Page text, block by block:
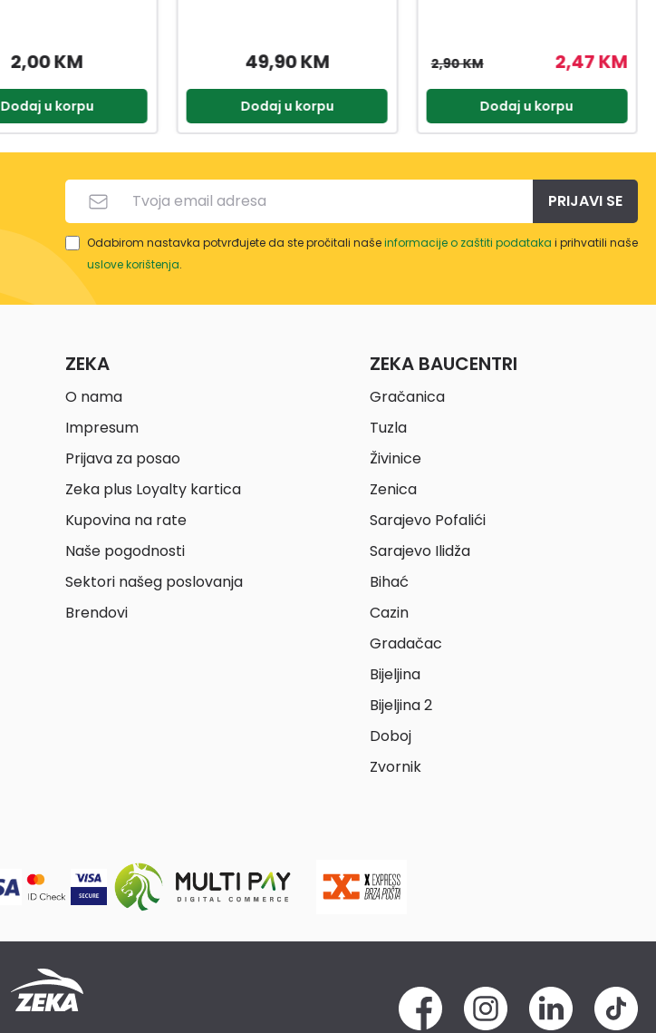
49,90 KM
Dodaj u korpu
2,47 KM
Dodaj u korpu
3,57 KM
4,20 KM
Dodaj u korpu
PRIJAVI SE
Odabirom nastavka potvrđujete da ste pročitali našeinformacije o zaštiti podataka i prihvatili naše
uslove korištenja.
ZEKA
O nama
Impresum
Prijava za posao
Zeka plus Loyalty kartica
Kupovina na rate
Naše pogodnosti
Sektori našeg poslovanja
Brendovi
ZEKA BAUCENTRI
Gračanica
Tuzla
Živinice
Zenica
Sarajevo Pofalići
Sarajevo Ilidža
Bihać
Cazin
Gradačac
Bijeljina
Bijeljina 2
Doboj
Zvornik